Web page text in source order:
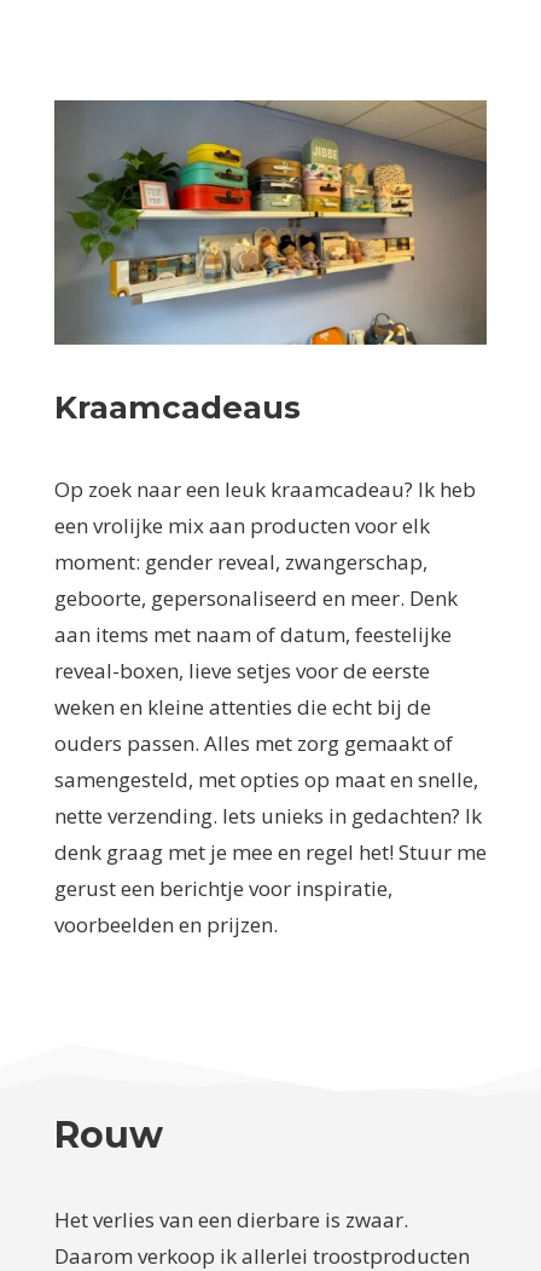
Kraamcadeaus
Op zoek naar een leuk kraamcadeau? Ik heb
een vrolijke mix aan producten voor elk
moment: gender reveal, zwangerschap,
geboorte, gepersonaliseerd en meer. Denk
aan items met naam of datum, feestelijke
reveal-boxen, lieve setjes voor de eerste
weken en kleine attenties die echt bij de
ouders passen. Alles met zorg gemaakt of
samengesteld, met opties op maat en snelle,
nette verzending. Iets unieks in gedachten? Ik
denk graag met je mee en regel het! Stuur me
gerust een berichtje voor inspiratie,
voorbeelden en prijzen.
Rouw
Het verlies van een dierbare is zwaar.
Daarom verkoop ik allerlei troostproducten